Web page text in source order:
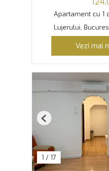
Apartament cu 1
Lujerului,
Vezi mai
1 / 17
Previous